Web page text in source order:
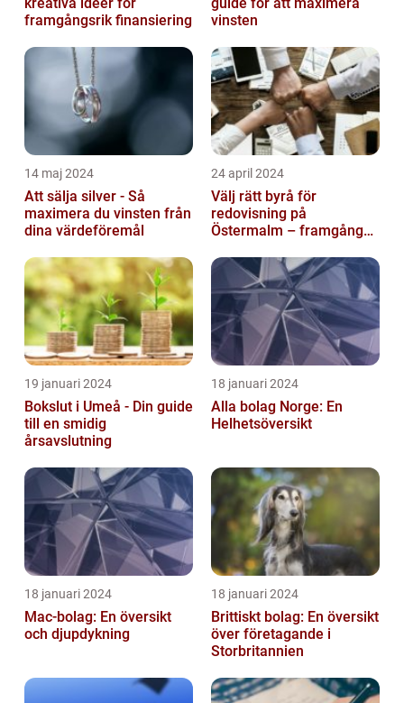
framgångsrik finansiering
vinsten
14 maj 2024
Att sälja silver - Så
maximera du vinsten från
dina värdeföremål
24 april 2024
Välj rätt byrå för
redovisning på
Östermalm – framgång
19 januari 2024
Bokslut i Umeå - Din guide
till en smidig
årsavslutning
18 januari 2024
Alla bolag Norge: En
Helhetsöversikt
18 januari 2024
Mac-bolag: En översikt
och djupdykning
18 januari 2024
Brittiskt bolag: En översikt
över företagande i
Storbritannien